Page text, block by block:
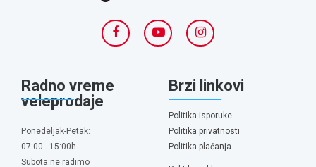
Radno vreme
veleprodaje
Ponedeljak-Petak:
07:00 - 15:00h
Subota:ne radimo
Brzi linkovi
Politika isporuke
Politika privatnosti
Politika plaćanja